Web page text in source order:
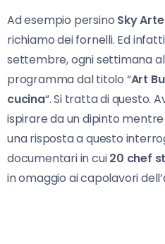
Ad esempio persino Sky Arte
richiamo dei fornelli. Ed
settembre, ogni settimana
programma dal titolo “Art
cucina“. Si tratta di questo.
ispirare da un dipinto
una risposta a questo
documentari in cui20 chef
in omaggio ai capolavori